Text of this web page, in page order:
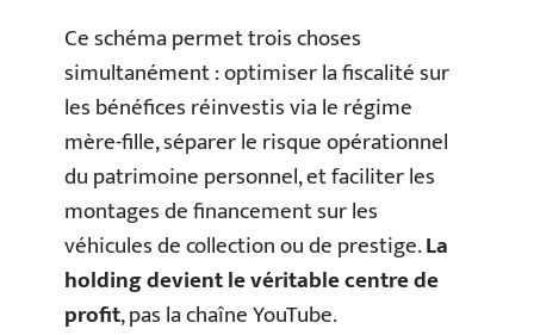
Ce schéma permet trois choses
simultanément : optimiser la fiscalité sur
les bénéfices réinvestis via le régime
mère-fille, séparer le risque opérationnel
du patrimoine personnel, et faciliter les
montages de financement sur les
véhicules de collection ou de prestige.La
holding devient le véritable centre de
profit, pas la chaîne YouTube.